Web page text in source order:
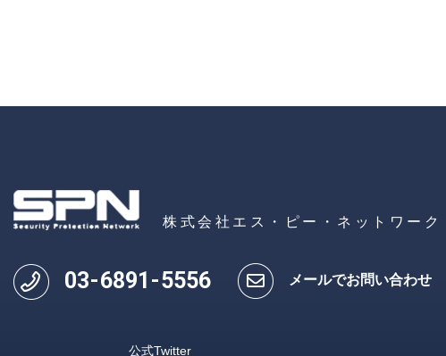
株式会社エス・ピー・ネットワーク
03-6891 -5556 メールでお問い合わせ
公式Twitter